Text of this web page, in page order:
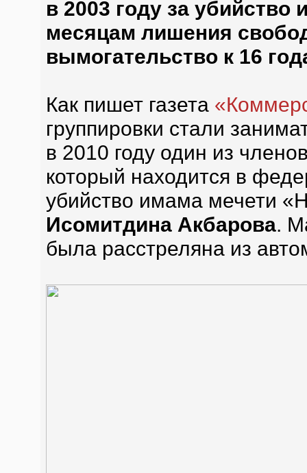
в 2003 году за убийство
месяцам лишения
вымогательство к 16
Как пишет газета
группировки стали
в 2010 году один из
который находится в
убийство имама мечети
Исомитдина Акбарова.
была расстреляна из